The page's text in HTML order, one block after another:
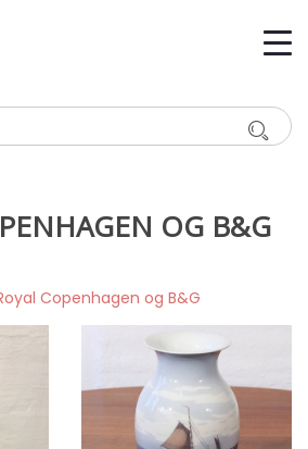
OG B&G
Copenhagen og B&G